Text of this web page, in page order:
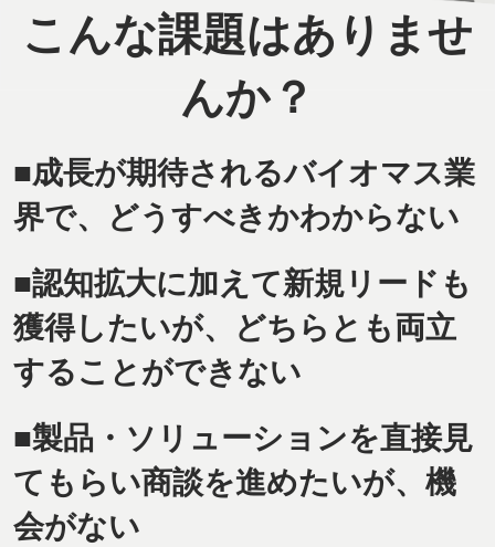
こんな課題はありませ
んか？
■成長が期待されるバイオマス業
界で、どうすべきかわからない
■認知拡大に加えて新規リードも
獲得したいが、どちらとも両立
することができない
■製品・ソリューションを直接見
てもらい商談を進めたいが、機
会がない